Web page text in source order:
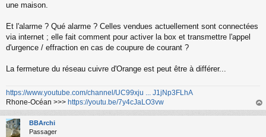
une maison.
Et l'alarme ? Qué alarme ? Celles vendues actuellement sont connectées
via internet ; elle fait comment pour activer la box et transmettre l'appel
d'urgence / effraction en cas de coupure de courant ?
La fermeture du réseau cuivre d'Orange est peut être à différer...
https://www.youtube.com/channel/UC99xju ... J1jNp3FLhA
Rhone-Océan >>> https://youtu.be/7y4cJaLO3vw
au
BBArchi
Passager